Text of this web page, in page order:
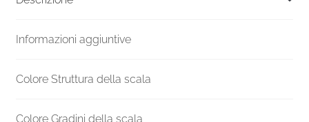
160
diametro
Informazioni aggiuntive
Colore Struttura della scala
Colore Gradini della scala